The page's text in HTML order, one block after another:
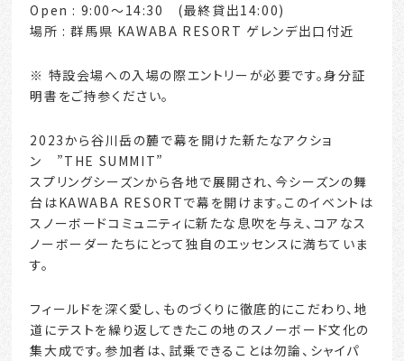
Open : 9:00〜14:30 (最終貸出14:00)
場所 : 群馬県 KAWABA RESORT ゲレンデ出口付近
※ 特設会場への入場の際エントリーが必要です。身分証
明書をご持参ください。
2023から谷川岳の麓で幕を開けた新たなアクショ
ン ”THE SUMMIT”
スプリングシーズンから各地で展開され、今シーズンの舞
台はKAWABA RESORTで幕を開けます。このイベントは
スノーボードコミュニティに新たな息吹を与え、コアなス
ノーボーダーたちにとって独自のエッセンスに満ちていま
す。
フィールドを深く愛し、ものづくりに徹底的にこだわり、地
道にテストを繰り返してきたこの地のスノーボード文化の
集大成です。参加者は、試乗できることは勿論、シャイパ